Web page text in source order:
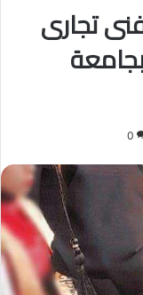
تجارى
0